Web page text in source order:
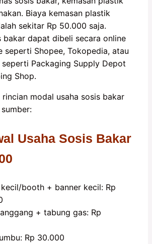
Biaya kemasan plastik
sekitar Rp 50.000 saja.
bakar dapat dibeli secara online
seperti Shopee, Tokopedia, atau
seperti Packaging Supply Depot
Shop.
modal usaha sosis bakar
Usaha Sosis Bakar
booth + banner kecil: Rp
+ tabung gas: Rp
Rp 30.000